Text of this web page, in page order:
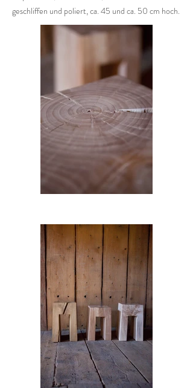
geschliffen und poliert, ca. 45 und ca. 50 cm hoch.